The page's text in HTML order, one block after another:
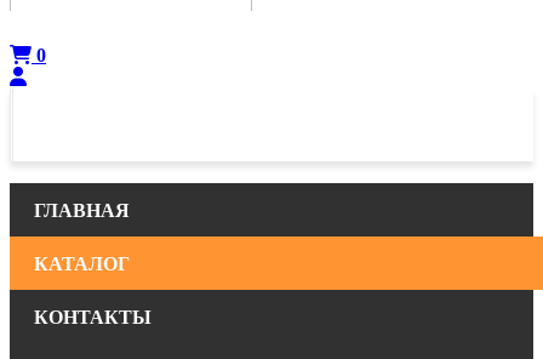
0
ГЛАВНАЯ
КАТАЛОГ
КОНТАКТЫ